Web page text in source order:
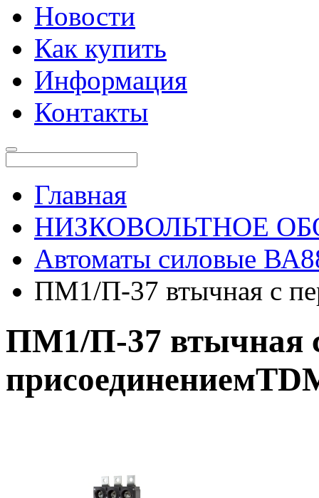
Новости
Как купить
Информация
Контакты
Главная
НИЗКОВОЛЬТНОЕ
Автоматы силовые
ПМ1/П-37 втычная с
ПМ1/П-37 втычная